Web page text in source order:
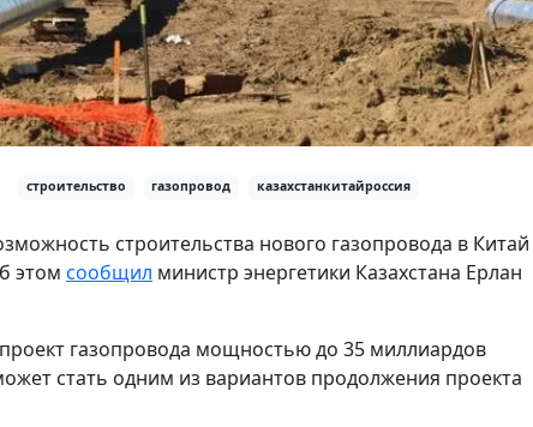
строительство газопровод казахстанкитайроссия
строительства нового газопровода в Китай
этом сообщил министр энергетики Казахстана Ерлан
газопровода мощностью до 35 миллиардов
стать одним из вариантов продолжения проекта